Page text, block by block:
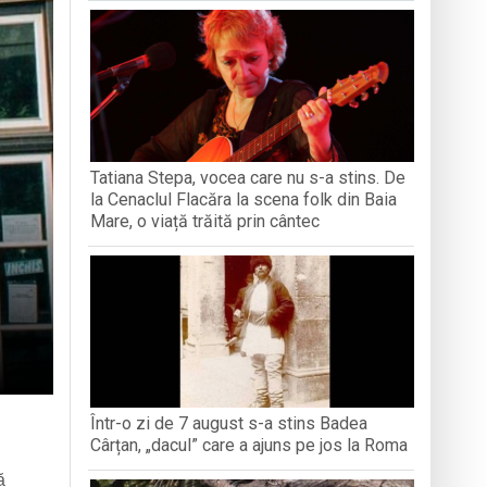
dedicat marelui voievod, la
stres, iar una dezvoltă anxietate,
orașul dintr-o perspectivă diferită
propriul talisman „prinzător de vise”
Tatiana Stepa, vocea care nu s-a stins. De
la Cenaclul Flacăra la scena folk din Baia
Mare, o viață trăită prin cântec
Într-o zi de 7 august s-a stins Badea
Cârțan, „dacul” care a ajuns pe jos la Roma